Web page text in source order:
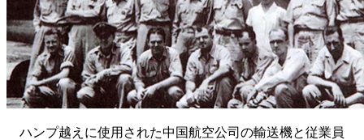
ハンプ越えに使用された中国航空公司の輸送機と従業員